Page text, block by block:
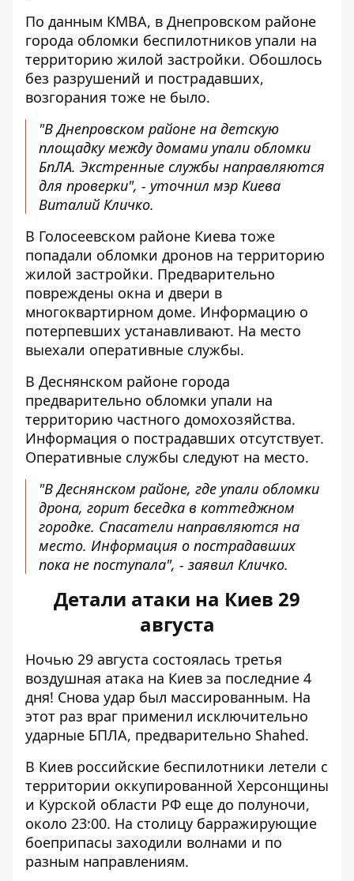
По данным КМВА, в Днепровском районе
города обломки беспилотников упали на
территорию жилой застройки. Обошлось
без разрушений и пострадавших,
возгорания тоже не было.
"В Днепровском районе на детскую
площадку между домами упали обломки
БпЛА. Экстренные службы направляются
для проверки", - уточнил мэр Киева
Виталий Кличко.
В Голосеевском районе Киева тоже
попадали обломки дронов на территорию
жилой застройки. Предварительно
повреждены окна и двери в
многоквартирном доме. Информацию о
потерпевших устанавливают. На место
выехали оперативные службы.
В Деснянском районе города
предварительно обломки упали на
территорию частного домохозяйства.
Информация о пострадавших отсутствует.
Оперативные службы следуют на место.
"В Деснянском районе, где упали обломки
дрона, горит беседка в коттеджном
городке. Спасатели направляются на
место. Информация о пострадавших
пока не поступала", - заявил Кличко.
Детали атаки на Киев 29
августа
Ночью 29 августа состоялась третья
воздушная атака на Киев за последние 4
дня! Снова удар был массированным. На
этот раз враг применил исключительно
ударные БПЛА, предварительно Shahed.
В Киев российские беспилотники летели с
территории оккупированной Херсонщины
и Курской области РФ еще до полуночи,
около 23:00. На столицу барражирующие
боеприпасы заходили волнами и по
разным направлениям.